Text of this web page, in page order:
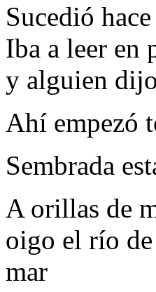
Sucedió
Iba a leer en
y alguien
Ahí empezó
Sembrada
A orillas de
oigo el río
mar